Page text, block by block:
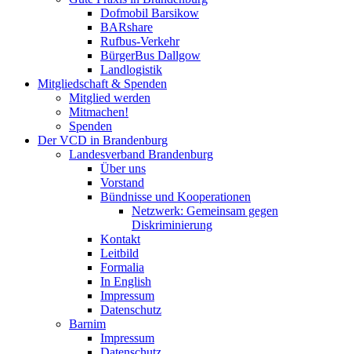
Dofmobil Barsikow
BARshare
Rufbus-Verkehr
BürgerBus Dallgow
Landlogistik
Mitgliedschaft & Spenden
Mitglied werden
Mitmachen!
Spenden
Der VCD in Brandenburg
Landesverband Brandenburg
Über uns
Vorstand
Bündnisse und Kooperationen
Netzwerk: Gemeinsam gegen
Diskriminierung
Kontakt
Leitbild
Formalia
In English
Impressum
Datenschutz
Barnim
Impressum